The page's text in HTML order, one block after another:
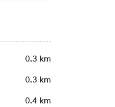
0.3 km
0.3 km
0.4 km